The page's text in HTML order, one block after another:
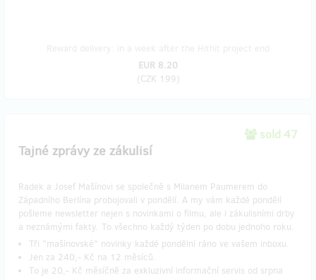
EUR 8.20
(CZK 199)
sold 47
Tajné zprávy ze zákulisí
Radek a Josef Mašínovi se společně s Milanem Paumerem do
Západního Berlína probojovali v pondělí. A my vám každé pondělí
pošleme newsletter nejen s novinkami o filmu, ale i zákulisními drby
a neznámými fakty. To všechno každý týden po dobu jednoho roku.
​Tři "mašínovské" novinky každé pondělní ráno ve vašem inboxu.
Jen za 240,- Kč na 12 měsíců.
To je 20,- Kč měsíčně za exkluzivní informační servis od srpna